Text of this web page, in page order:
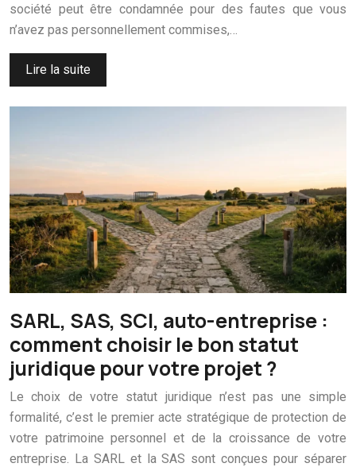
société peut être condamnée pour des fautes que vous
n’avez pas personnellement commises,…
Lire la suite
SARL, SAS, SCI, auto-entreprise :
comment choisir le bon statut
juridique pour votre projet ?
Le choix de votre statut juridique n’est pas une simple
formalité, c’est le premier acte stratégique de protection de
votre patrimoine personnel et de la croissance de votre
entreprise. La SARL et la SAS sont conçues pour séparer